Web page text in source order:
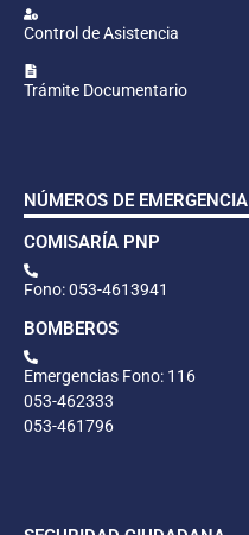
Control de Asistencia
Trámite Documentario
NÚMEROS DE EMERGENCIA
COMISARÍA PNP
Fono: 053-4613941
BOMBEROS
Emergencias Fono: 116
053-462333
053-461796